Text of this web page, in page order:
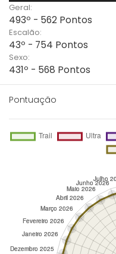
Geral:
493º - 562 Pontos
Escalão:
43º - 754 Pontos
Sexo:
431º - 568 Pontos
Pontuação